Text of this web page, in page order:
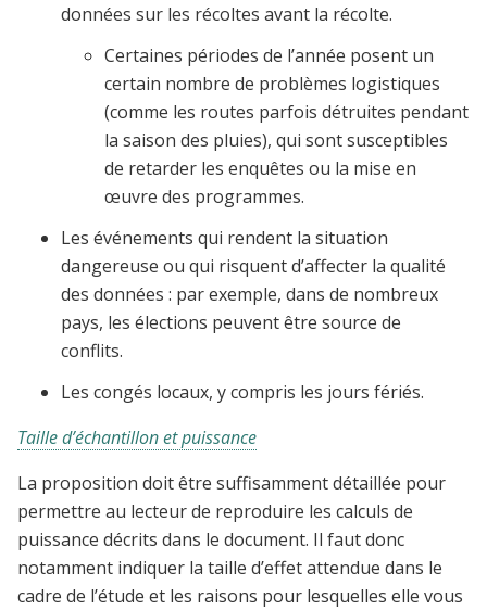
données sur les récoltes avant la récolte.
Certaines périodes de l’année posent un
certain nombre de problèmes logistiques
(comme les routes parfois détruites pendant
la saison des pluies), qui sont susceptibles
de retarder les enquêtes ou la mise en
œuvre des programmes.
Les événements qui rendent la situation
dangereuse ou qui risquent d’affecter la qualité
des données : par exemple, dans de nombreux
pays, les élections peuvent être source de
conflits.
Les congés locaux, y compris les jours fériés.
Taille d’échantillon et puissance
La proposition doit être suffisamment détaillée pour
permettre au lecteur de reproduire les calculs de
puissance décrits dans le document. Il faut donc
notamment indiquer la taille d’effet attendue dans le
cadre de l’étude et les raisons pour lesquelles elle vous